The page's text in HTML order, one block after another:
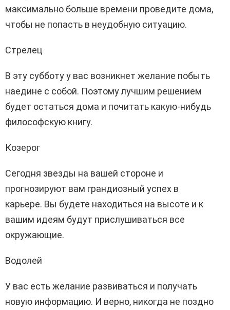
максимально больше времени проведите дома,
чтобы не попасть в неудобную ситуацию.
Стрелец
В эту субботу у вас возникнет желание побыть
наедине с собой. Поэтому лучшим решением
будет остаться дома и почитать какую-нибудь
философскую книгу.
Козерог
Сегодня звезды на вашей стороне и
прогнозируют вам грандиозный успех в
карьере. Вы будете находиться на высоте и к
вашим идеям будут прислушиваться все
окружающие.
Водолей
У вас есть желание развиваться и получать
новую информацию. И верно, никогда не поздно